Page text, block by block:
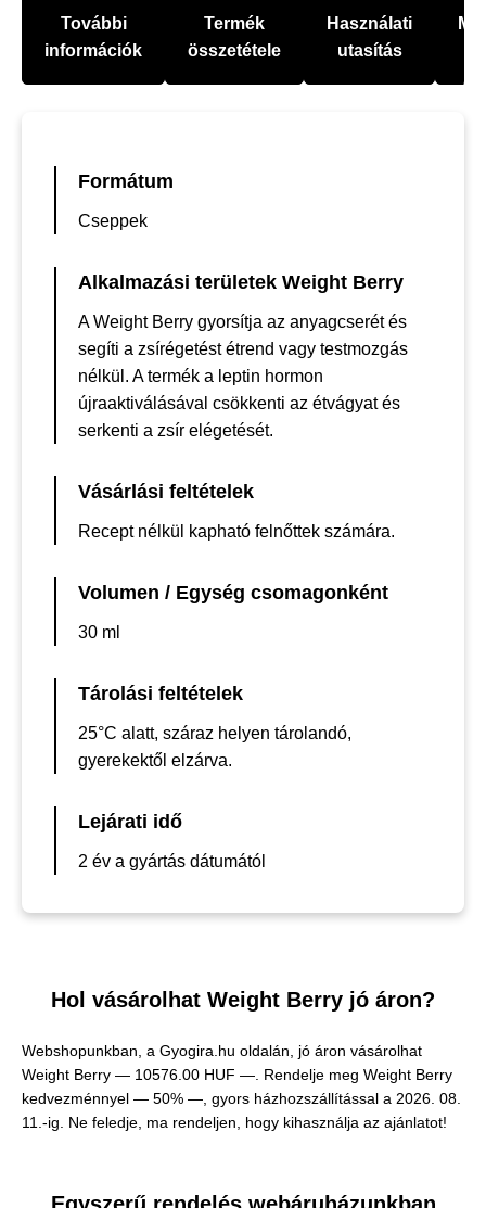
További
információk
Termék
összetétele
Használati
utasítás
Formátum
Cseppek
Alkalmazási területek Weight Berry
A Weight Berry gyorsítja az anyagcserét és
segíti a zsírégetést étrend vagy testmozgás
nélkül. A termék a leptin hormon
újraaktiválásával csökkenti az étvágyat és
serkenti a zsír elégetését.
Vásárlási feltételek
Recept nélkül kapható felnőttek számára.
Volumen / Egység csomagonként
30 ml
Tárolási feltételek
25°C alatt, száraz helyen tárolandó,
gyerekektől elzárva.
Lejárati idő
2 év a gyártás dátumától
Hol vásárolhat Weight Berry jó áron?
Webshopunkban, a Gyogira.hu oldalán, jó áron vásárolhat
Weight Berry — 10576.00 HUF — . Rendelje meg Weight Berry
kedvezménnyel — 50% —, gyors házhozszállítással a 2026. 08.
11.-ig. Ne feledje, ma rendeljen, hogy kihasználja az ajánlatot!